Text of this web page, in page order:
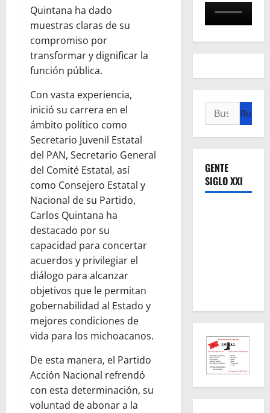
Quintana ha dado
muestras claras de su
compromiso por
transformar y dignificar la
función pública.
Con vasta experiencia,
inició su carrera en el
ámbito político como
Secretario Juvenil Estatal
del PAN, Secretario General
del Comité Estatal, así
como Consejero Estatal y
Nacional de su Partido,
Carlos Quintana ha
destacado por su
capacidad para concertar
acuerdos y privilegiar el
diálogo para alcanzar
objetivos que le permitan
gobernabilidad al Estado y
mejores condiciones de
vida para los michoacanos.
De esta manera, el Partido
Acción Nacional refrendó
con esta determinación, su
voluntad de abonar a la
Buscar:
GENTE
SIGLO XXI